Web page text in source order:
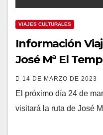
VIAJES CULTURALES
Información
José Mª El
14 DE MARZO DE 2023
El próximo día 24 de
visitará la ruta de José